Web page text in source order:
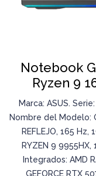
Notebook
Ryzen 9
Marca: ASUS.
Nombre del Modelo:
REFLEJO, 165
RYZEN 9 9955HX,
Integrados: AMD
GEFORCE RTX